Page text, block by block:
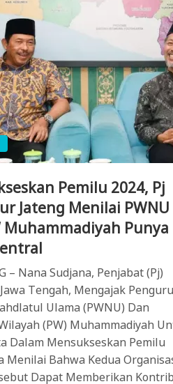
Pemilu 2024, Pj
Jateng Menilai PWNU
Muhammadiyah Punya
– Nana Sudjana, Penjabat (Pj)
Tengah, Mengajak
Ulama (PWNU) Dan
(PW) Muhammadiyah
Dalam Mensukseskan Pemilu
Menilai Bahwa Kedua
Dapat Memberikan